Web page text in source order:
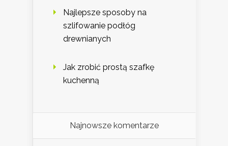
Najlepsze sposoby na
szlifowanie podłóg
drewnianych
Jak zrobić prostą szafkę
kuchenną
Najnowsze komentarze